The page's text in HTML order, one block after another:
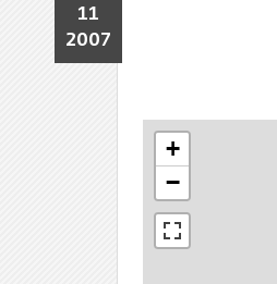
11
2007
+
−